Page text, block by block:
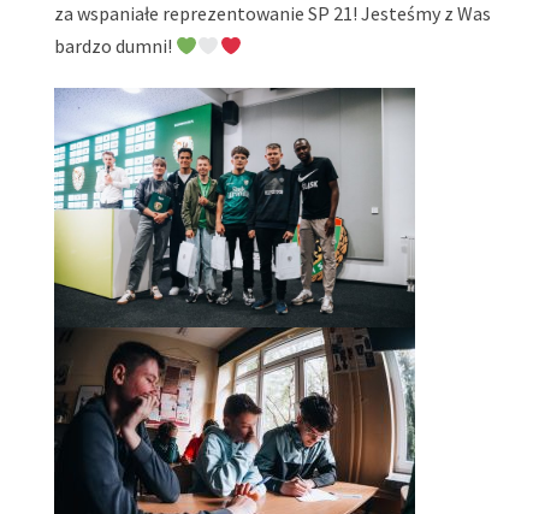
za wspaniałe reprezentowanie SP 21! Jesteśmy z Was
bardzo dumni!